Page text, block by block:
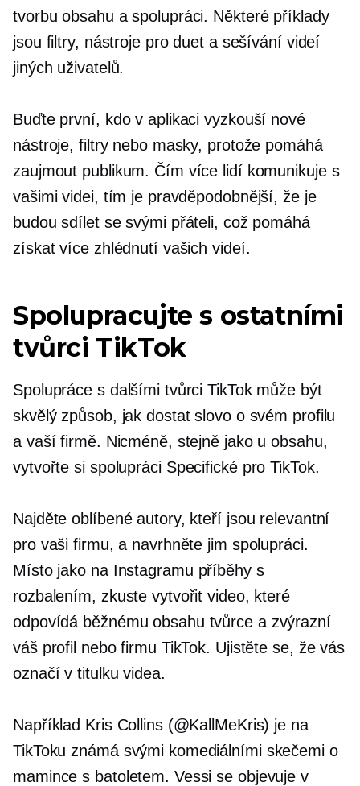
tvorbu obsahu a spolupráci. Některé příklady
jsou filtry, nástroje pro duet a sešívání videí
jiných uživatelů.
Buďte první, kdo v aplikaci vyzkouší nové
nástroje, filtry nebo masky, protože pomáhá
zaujmout publikum. Čím více lidí komunikuje s
vašimi videi, tím je pravděpodobnější, že je
budou sdílet se svými přáteli, což pomáhá
získat více zhlédnutí vašich videí.
Spolupracujte s ostatními
tvůrci TikTok
Spolupráce s dalšími tvůrci TikTok může být
skvělý způsob, jak dostat slovo o svém profilu
a vaší firmě. Nicméně, stejně jako u obsahu,
vytvořte si spolupráci Specifické pro TikTok.
Najděte oblíbené autory, kteří jsou relevantní
pro vaši firmu, a navrhněte jim spolupráci.
Místo jako na Instagramu příběhy s
rozbalením, zkuste vytvořit video, které
odpovídá běžnému obsahu tvůrce a zvýrazní
váš profil nebo firmu TikTok. Ujistěte se, že vás
označí v titulku videa.
Například Kris Collins (@KallMeKris) je na
TikToku známá svými komediálními skečemi o
mamince s batoletem. Vessi se objevuje v